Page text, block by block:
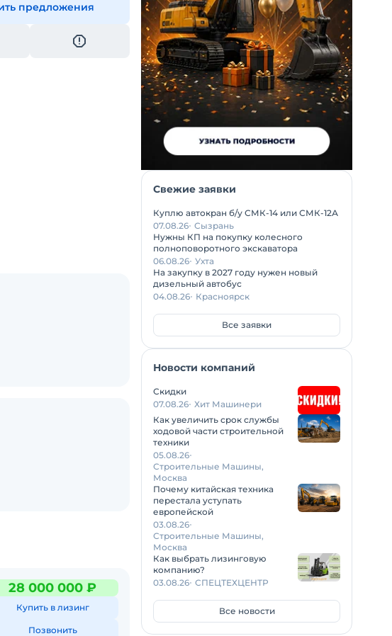
предложения
28 000 000 ₽
Купить в лизинг
Позвонить
Свежие заявки
Куплю автокран б/у СМК-14 или СМК-12А
07.08.26 Сызрань
Нужны КП на покупку колесного
полноповоротного экскаватора
06.08.26 Ухта
На закупку в 2027 году нужен новый
дизельный автобус
04.08.26 Красноярск
Все заявки
Новости компаний
Скидки
07.08.26 Хит Машинери
Как увеличить срок службы
ходовой части строительной
техники
05.08.26
Строительные Машины,
Москва
Почему китайская техника
перестала уступать
европейской
03.08.26
Строительные Машины,
Москва
Как выбрать лизинговую
компанию?
03.08.26 СПЕЦТЕХЦЕНТР
Все новости